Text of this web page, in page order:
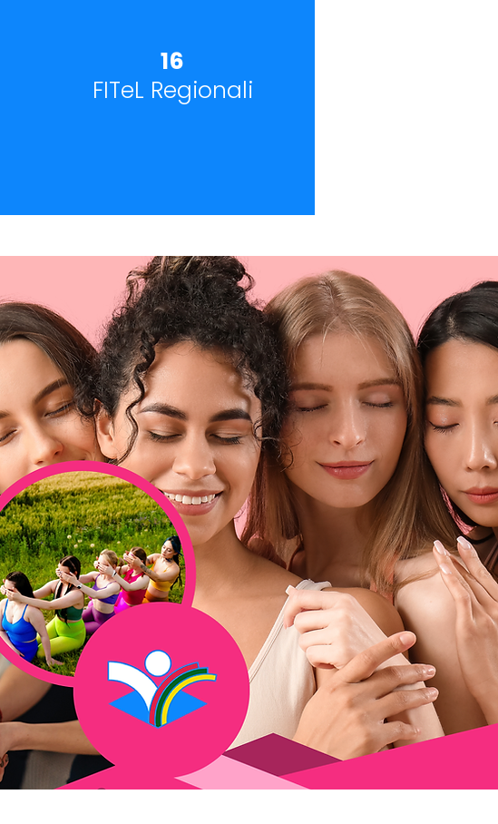
16
FITeL Regionali